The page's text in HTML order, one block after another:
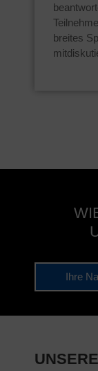
breites
Ihre